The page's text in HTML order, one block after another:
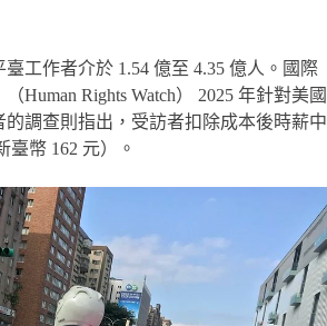
工作者介於 1.54 億至 4.35 億人。國際
（Human Rights Watch） 2025 年針對美國
的調查則指出，受訪者扣除成本後時薪中
臺幣 162 元）。